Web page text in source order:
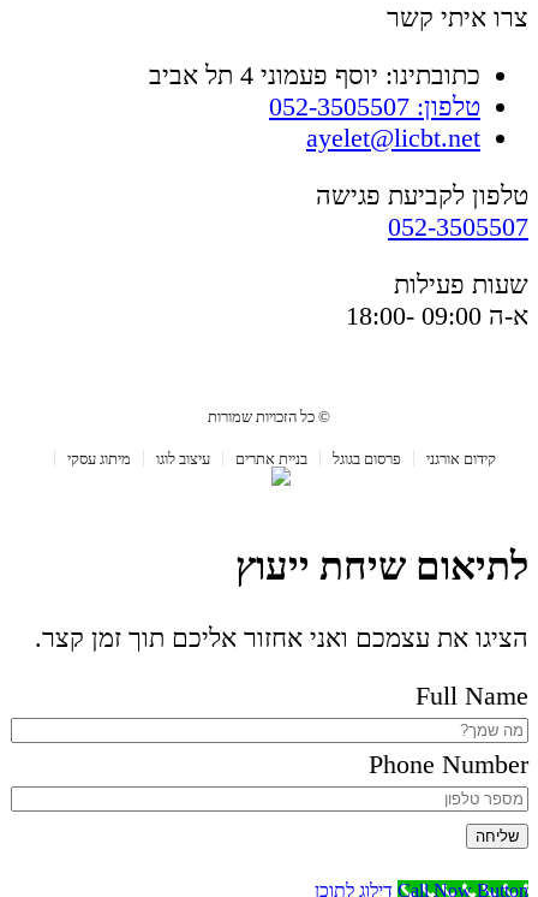
צרו איתי קשר
כתובתינו: יוסף פעמוני 4 תל אביב
טלפון: 052-3505507
ayelet@licbt.net
טלפון לקביעת פגישה
052-3505507
שעות פעילות
א-ה 09:00 -18:00
© כל הזכויות שמורות
קידום אורגני פרסום בגוגל בניית אתרים עיצוב לוגו מיתוג עסקי
לתיאום שיחת ייעוץ
הציגו את עצמכם ואני אחזור אליכם תוך זמן קצר.
Full Name
Phone Number
שליחה
Call Now Button דילוג לתוכן